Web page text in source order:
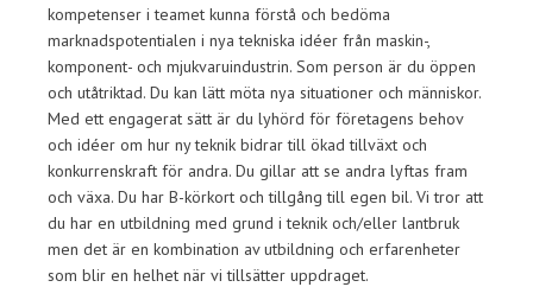
kompetenser i teamet kunna förstå och bedöma
marknadspotentialen i nya tekniska idéer från maskin-,
komponent- och mjukvaruindustrin. Som person är du öppen
och utåtriktad. Du kan lätt möta nya situationer och människor.
Med ett engagerat sätt är du lyhörd för företagens behov
och idéer om hur ny teknik bidrar till ökad tillväxt och
konkurrenskraft för andra. Du gillar att se andra lyftas fram
och växa. Du har B-körkort och tillgång till egen bil. Vi tror att
du har en utbildning med grund i teknik och/eller lantbruk
men det är en kombination av utbildning och erfarenheter
som blir en helhet när vi tillsätter uppdraget.